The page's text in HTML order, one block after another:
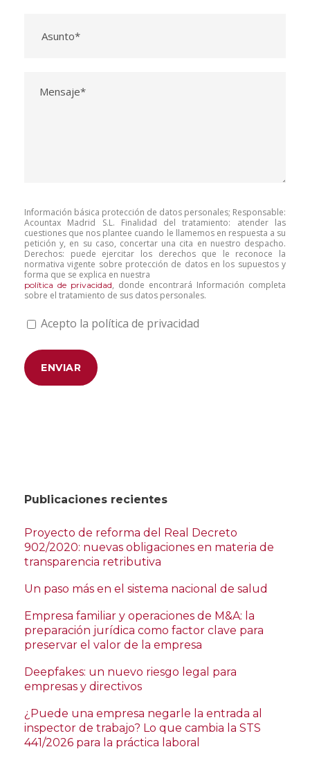
Información básica protección de datos personales; Responsable:
Acountax Madrid S.L. Finalidad del tratamiento: atender las
cuestiones que nos plantee cuando le llamemos en respuesta a su
petición y, en su caso, concertar una cita en nuestro despacho.
Derechos: puede ejercitar los derechos que le reconoce la
normativa vigente sobre protección de datos en los supuestos y
forma que se explica en nuestra
política de privacidad, donde encontrará Información completa
sobre el tratamiento de sus datos personales.
Acepto la política de privacidad
Publicaciones recientes
Proyecto de reforma del Real Decreto
902/2020: nuevas obligaciones en materia de
transparencia retributiva
Un paso más en el sistema nacional de salud
Empresa familiar y operaciones de M&A: la
preparación jurídica como factor clave para
preservar el valor de la empresa
Deepfakes: un nuevo riesgo legal para
empresas y directivos
¿Puede una empresa negarle la entrada al
inspector de trabajo? Lo que cambia la STS
441/2026 para la práctica laboral